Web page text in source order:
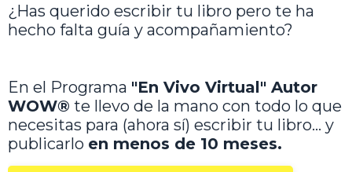
¿Has querido escribir tu libro pero te ha
hecho falta guía y acompañamiento?
En el Programa "En Vivo Virtual" Autor
WOW® te llevo de la mano con todo lo que
necesitas para (ahora sí) escribir tu libro... y
publicarlo en menos de 10 meses.